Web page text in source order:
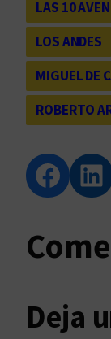
LAS 10
LOS ANDES
MIGUEL DE
ROBERTO
Compartir en Facebook Compartir en LinkedIn
Deja